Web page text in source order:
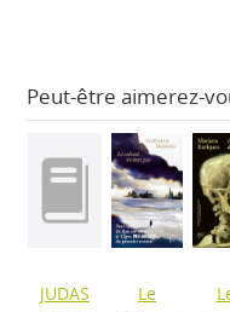
Peut-être aimerez-
JUDAS
Le